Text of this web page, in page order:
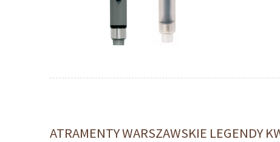
ATRAMENTY WARSZAWSKIE LEGENDY